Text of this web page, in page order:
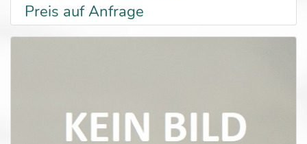
Preis auf Anfrage